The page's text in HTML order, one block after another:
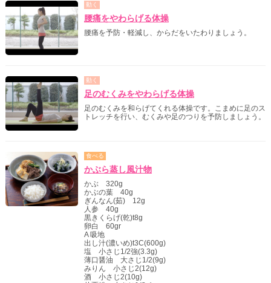
動く
腰痛をやわらげる体操
腰痛を予防・軽減し、からだをいたわりましょう。
動く
足のむくみをやわらげる体操
足のむくみを和らげてくれる体操です。こまめに足のス
トレッチを行い、むくみや足のつりを予防しましょう。
食べる
かぶら蒸し風汁物
かぶ 320g
かぶの葉 40g
ぎんなん(茹) 12g
人参 40g
黒きくらげ(乾)t8g
卵白 60gr
A 吸地
出し汁(濃いめ)t3C(600g)
塩 小さじ1/2強(3.3g)
薄口醤油 大さじ1/2(9g)
みりん 小さじ2(12g)
酒 小さじ2(10g)